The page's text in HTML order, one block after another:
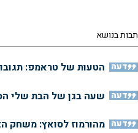
בנושא
דעה הטעות של טראמפ:
דעה שעה בגן של הבת שלי
דעה מהורמוז לסואץ: משחק